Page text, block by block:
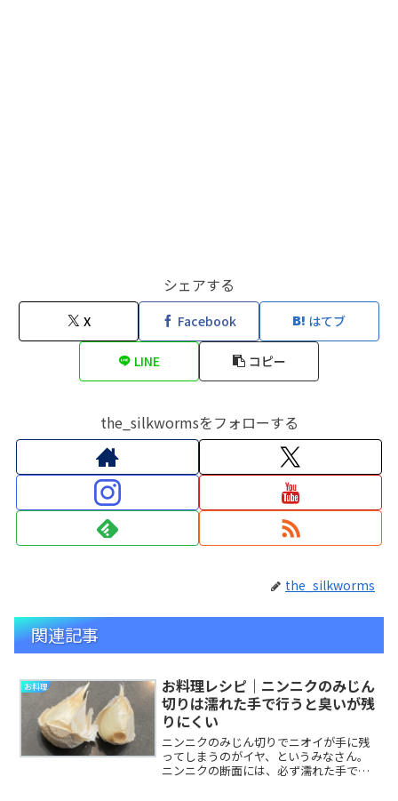
シェアする
X Facebook はてブ
LINE コピー
the_silkwormsをフォローする
the_silkworms
関連記事
お料理
お料理レシピ｜ニンニクのみじん
切りは濡れた手で行うと臭いが残
りにくい
ニンニクのみじん切りでニオイが手に残
ってしまうのがイヤ、というみなさん。
ニンニクの断面には、必ず濡れた手で触